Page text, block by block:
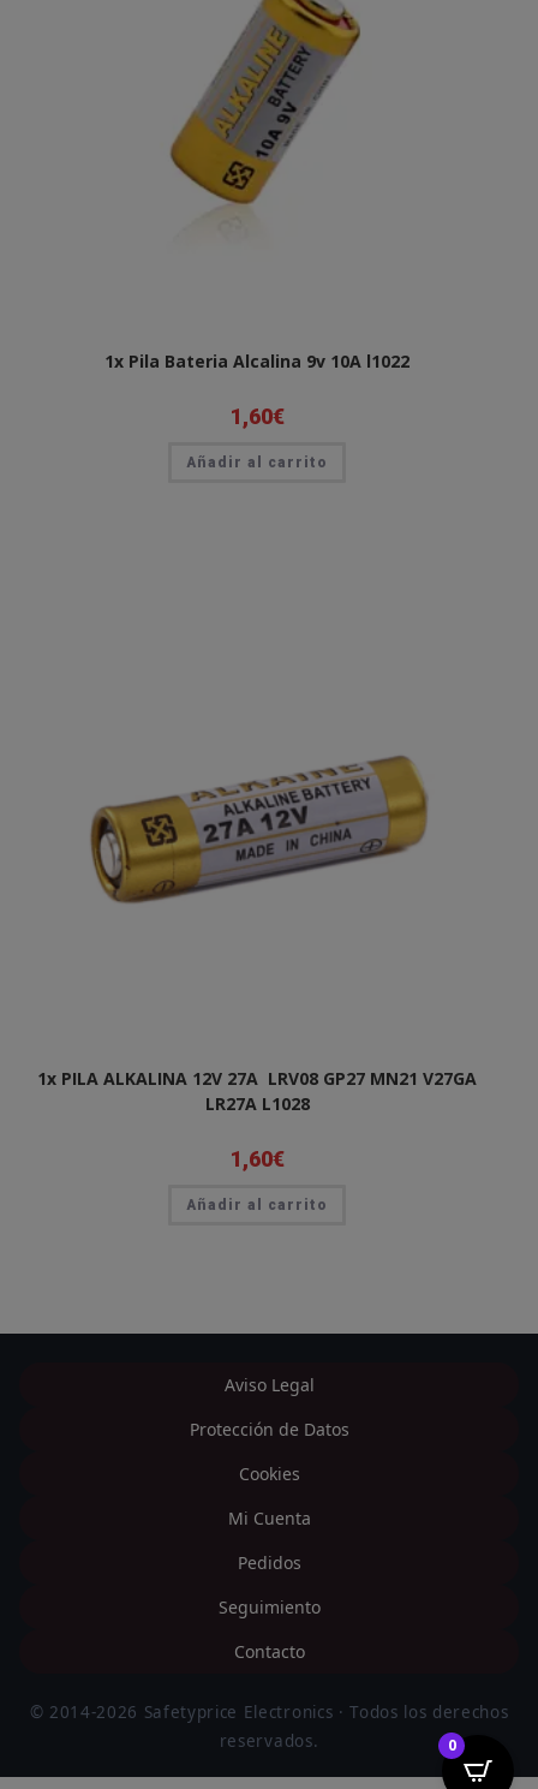
1x Pila Bateria Alcalina 9v 10A l1022
1,60€
Añadir al carrito
1x PILA ALKALINA 12V 27A LRV08 GP27 MN21 V27GA
LR27A L1028
1,60€
Añadir al carrito
0
Aviso Legal
Protección de Datos
Cookies
Mi Cuenta
Pedidos
Seguimiento
Contacto
© 2014-2026 Safetyprice Electronics · Todos los derechos
reservados.